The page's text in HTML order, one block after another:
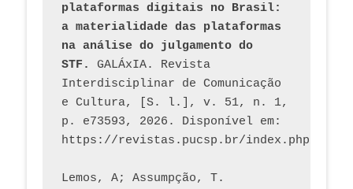
plataformas digitais no Brasil:
a materialidade das plataformas
na análise do julgamento do
STF.
GALÁxIA. Revista
Interdisciplinar de Comunicação
e Cultura, [S. l.], v. 51, n. 1,
p. e73593, 2026. Disponível em: